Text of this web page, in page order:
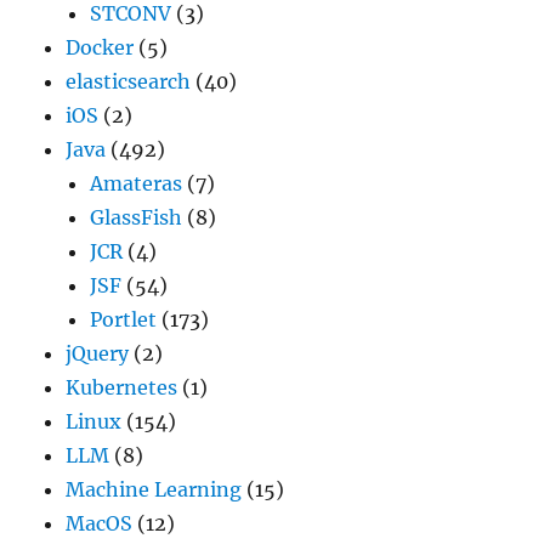
STCONV (3)
Docker (5)
elasticsearch (40)
iOS (2)
Java (492)
Amateras (7)
GlassFish (8)
JCR(4)
JSF (54)
Portlet (173)
jQuery(2)
Kubernetes (1)
Linux (154)
LLM (8)
Machine Learning (15)
MacOS (12)